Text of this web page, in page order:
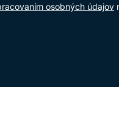
osobných údajov